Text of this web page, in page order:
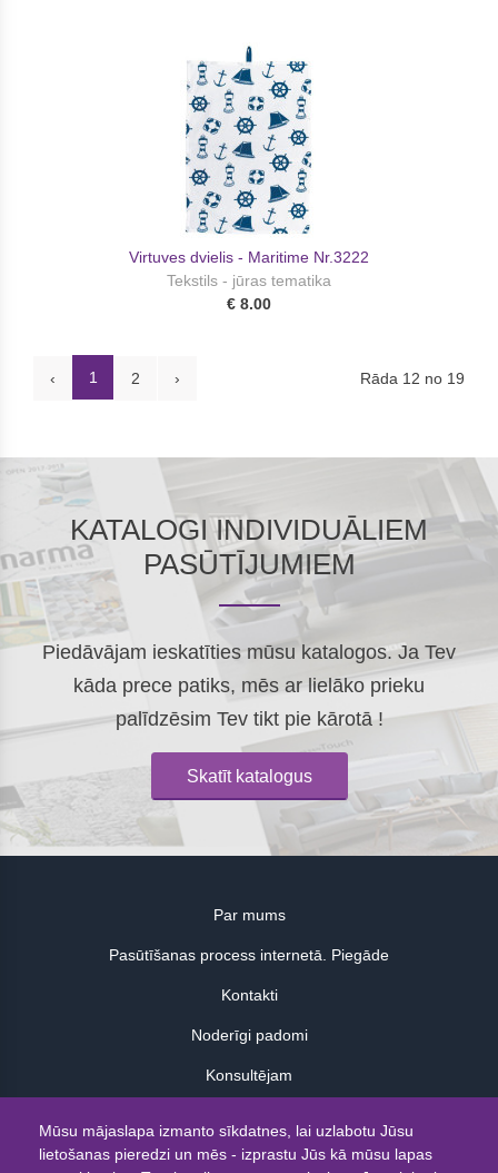
Virtuves dvielis - Maritime Nr.3222
Tekstils - jūras tematika
€ 8.00
‹ 1 2 › Rāda 12 no 19
KATALOGI INDIVIDUĀLIEM
PASŪTĪJUMIEM
Piedāvājam ieskatīties mūsu katalogos. Ja Tev
kāda prece patiks, mēs ar lielāko prieku
palīdzēsim Tev tikt pie kārotā !
Skatīt katalogus
Par mums
Pasūtīšanas process internetā. Piegāde
Kontakti
Noderīgi padomi
Konsultējam
© 2026
Mūsu mājaslapa izmanto sīkdatnes, lai uzlabotu Jūsu
lietošanas pieredzi un mēs - izprastu Jūs kā mūsu lapas